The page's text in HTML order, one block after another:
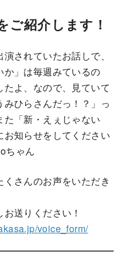
ご紹介します！
されていたお話しで、
」は毎週みているの
よ、なので、見ていて
ひらさんだっ！？」っ
「新・えぇじゃない
知らせをしてください
ちゃん
さんのお声をいただき
送りください！
voice_form/